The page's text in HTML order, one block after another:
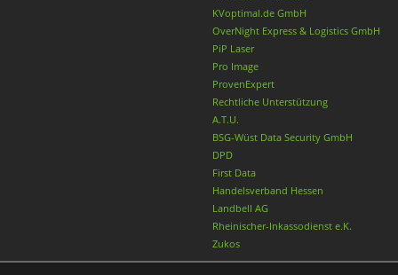
KVoptimal.de GmbH
OverNight Express & Logistics GmbH
PiP Laser
Pro Image
ProvenExpert
Rechtliche Unterstützung
A.T.U.
BSG-Wüst Data Security GmbH
DPD
First Data
Handelsverband Hessen
Landbell AG
Rheinischer-Inkassodienst e.K.
Zukos